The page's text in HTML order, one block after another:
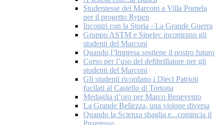
Studentesse del Marconi a Villa Pomela
per il progetto Rypen
Incontri con la Storia - La Grande Guerra
Gruppo ASTM e Sinelec incontrano gli
studenti del Marconi
Quando l’Impresa sostiene il nostro futuro
Corso per l’uso del defibrillatore per gli
studenti del Marconi
Gli studenti ricordano i Dieci Patrioti
fucilati al Castello di Tortona
Medaglia d’oro per Marco Benevento
La Grande Bellezza, una visione diversa
Quando la Scienza sbaglia e...comincia il